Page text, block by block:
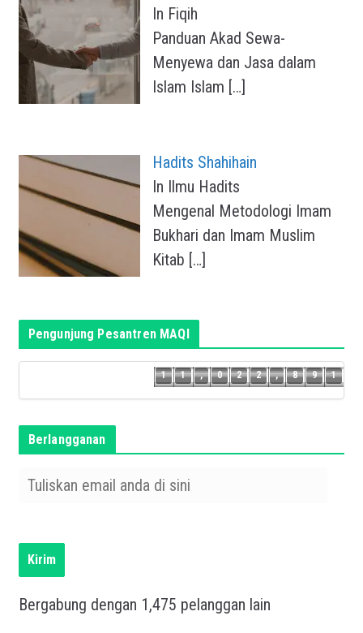
In Fiqih
Panduan Akad Sewa-
Menyewa dan Jasa dalam
Islam Islam […]
Hadits Shahihain
In Ilmu Hadits
Mengenal Metodologi Imam
Bukhari dan Imam Muslim
Kitab […]
Pengunjung Pesantren MAQI
1
1
1
1
,
,
0
0
2
2
2
2
,
,
8
8
9
9 1
Berlangganan
k
a
Kirim
Bergabung dengan 1,475 pelanggan lain